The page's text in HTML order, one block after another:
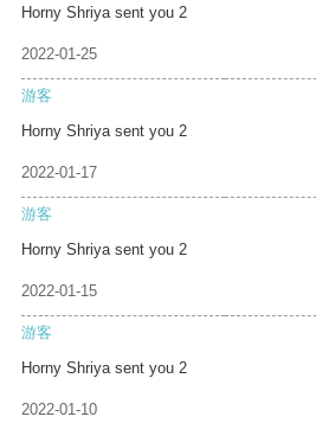
Horny Shriya sent you 2
2022-01-25
游客
Horny Shriya sent you 2
2022-01-17
游客
Horny Shriya sent you 2
2022-01-15
游客
Horny Shriya sent you 2
2022-01-10